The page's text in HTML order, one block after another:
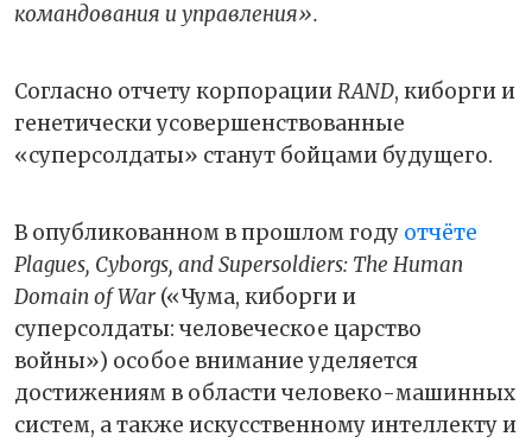
командования и управления».
Согласно отчету корпорацииRAND, киборги и
генетически усовершенствованные
«суперсолдаты» станут бойцами будущего.
В опубликованном в прошлом году отчёте
Plagues, Cyborgs, and Supersoldiers: The Human
Domain of War («Чума, киборги и
суперсолдаты: человеческое царство
войны») особое внимание уделяется
достижениям в области человеко-машинных
систем, а также искусственному интеллекту и